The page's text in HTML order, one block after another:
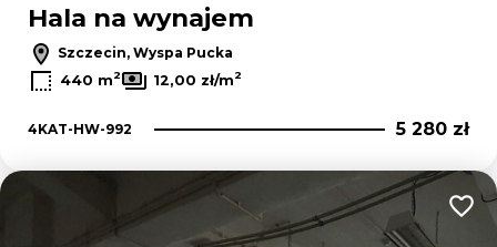
Hala na wynajem
Szczecin, Wyspa Pucka
440 m2 12,00 zł/m2
4KAT-HW-992 5 280 zł